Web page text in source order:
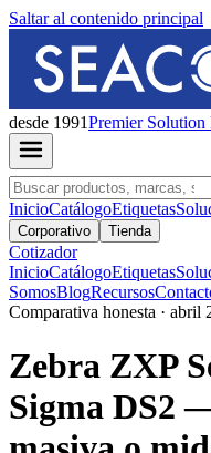
Saltar al contenido principal
desde 1991PremierSolution
InicioCatálogoEtiquetas
Corporativo Tienda
Cotizador
InicioCatálogoEtiquetas
SomosBlogRecursos
Comparativa honesta · abril
Zebra ZXP
Sigma DS2